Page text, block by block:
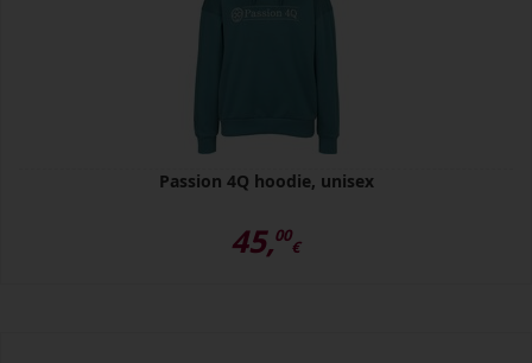
Passion 4Q hoodie, unisex
45,00
€